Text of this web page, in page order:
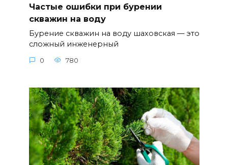
Частые ошибки при бурении
скважин на воду
Бурение скважин на воду шаховская — это
сложный инженерный
0 780